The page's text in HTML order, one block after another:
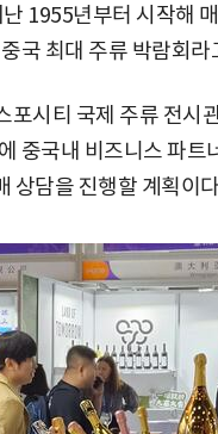
1955년부터 시작해
국 최대 주류 박람회
포시티 국제 주류 전시
중국내 비즈니스 파트
상담을 진행할 계획이